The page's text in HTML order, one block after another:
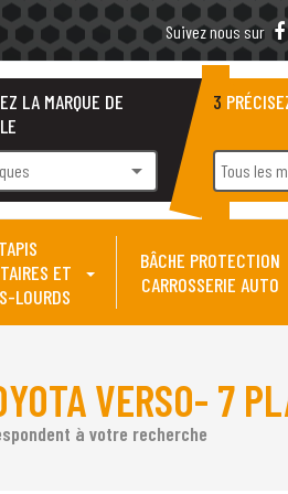
Suivez nous sur
LA MARQUE DE
arrow_drop_down
3
Tous les
TAPIS
ET
LOURDS
BÂCHE PROTECTION
CARROSSERIE AUTO
VERSO- 7
à votre recherche